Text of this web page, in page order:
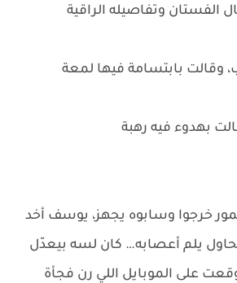
الفستان وتفاصيله الراقية
وقالت بابتسامة فيها لمعة
بهدوء فيه رهبة
خرجوا وسابوه يجهز، يوسف أخد
يلم أعصابه… كان لسه بيعدّل
على الموبايل اللي رن فجأة